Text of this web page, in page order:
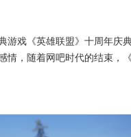
戏《英雄联盟》十周年庆
，随着网吧时代的结束，